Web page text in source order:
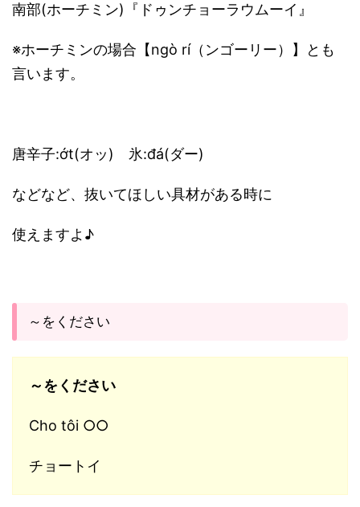
南部(ホーチミン)『ドゥンチョーラウムーイ』
※ホーチミンの場合【ngò rí（ンゴーリー）】とも
言います。
唐辛子:ớt(オッ) 氷:đá(ダー)
などなど、抜いてほしい具材がある時に
使えますよ♪
～をください
～をください
Cho tôi ○○
チョートイ